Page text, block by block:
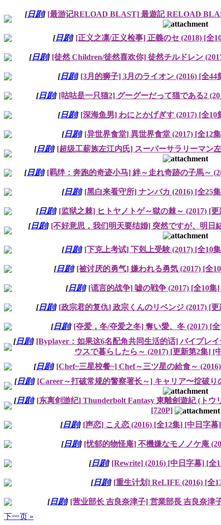
[日剧] [最游记RELOAD BLAST] 最遊記 RELOAD
[日剧] [正义之凛/正义检事] 正義のセ (2018) [全
[日剧] [徒然 Children/徒然喜欢你] 徒然チルドレン
[日剧] [3月的狮子] 3月のライオン (2016) [全44
[日剧] [咕咕是一只猫2] グーグーだって猫である2
[日剧] [深海鱼男] わにとかげぎす (2017) [全10
[日剧] [异世界食堂] 異世界食堂 (2017) [全12
[日剧] [超级工薪族左江内氏] スーパーサラリーマン
[日剧] [羁绊：奔跑的奇迹小马] 絆～走れ奇跡の子馬～
[日剧] [黑白来看守所] ナンバカ (2016) [全25
[日剧] [监狱之棘] ヒトヤノトゲ～獄の棘～ (2017) [
[日剧] [不好意思，我们明天要结婚] 突然ですが、明日
[日剧] [下克上考试] 下剋上受験 (2017) [全10
[日剧] [被讨厌的勇气] 嫌われる勇気 (2017) [全
[日剧] [谎言的战争] 嘘の戦争 (2017) [全10集
[日剧] [政宗君的复仇] 政宗くんのリベンジ (2017) [
[日剧] [夺爱，冬/夺爱之冬] 奪い愛、冬 (2017) [
[日剧] [Byplayer：如果这6名配角共同生活的话] バイプレ
ウスで暮らしたら～ (2017) [更新第2集] [
[日剧] [Chef~三星校餐~] Chef～三ツ星の給食～
[日剧] [Career～打破常规的警察署长～] キャリア〜掟破
[日剧] [东离剑游纪] Thunderbolt Fantasy 東離劍遊紀 (トウ
[720P]
[日剧] [声恋] こえ恋 (2016) [全12集] [中日字幕
[日剧] [忧郁的物怪庵] 不機嫌なモノノケ庵
[日剧] [Rewrite] (2016) [中日字幕] [全
[日剧] [重生计划] ReLIFE (2016) [全
[日剧] [营业部长 吉良奈津子] 営業部長 吉良奈津
下一页 »